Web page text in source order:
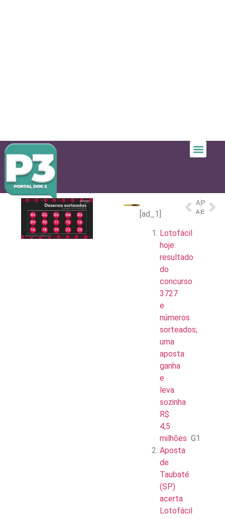
[ad_1]
Lotofácil
hoje:
resultado
do
concurso
3727
e
números
sorteados;
uma
aposta
ganha
e
leva
sozinha
R$
4,5
milhões G1
Aposta
de
Taubaté
(SP)
acerta
Lotofácil
ANTERIOR
Amaturá, no Amazonas, terá primeiro MovCEU Flutuante de acesso à cultura
PRÓXIMO
Ex-jogadora, mulher de Haaland investe na carreira de modelo e diz viver um sonho: 'Quero que me conheçam' – Extra online